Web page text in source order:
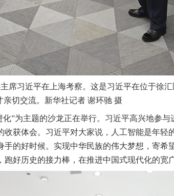
席习近平在上海考察。这是习近平在位于徐
亲切交流。新华社记者 谢环驰 摄
”为主题的沙龙正在举行。习近平高兴地参
获体会。习近平对大家说，人工智能是年轻
的好时候。实现中华民族的伟大梦想，寄希
好历史的接力棒，在推进中国式现代化的宽